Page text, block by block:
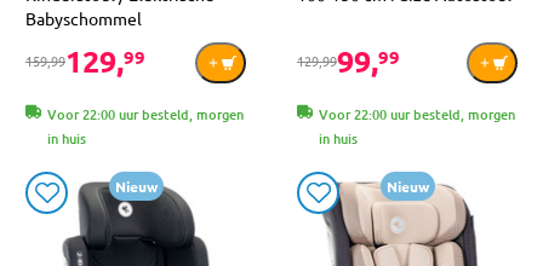
Babyschommel
159,99129,99
Voor 22:00 uur besteld, morgen
in huis
129,9999,99
Voor 22:00 uur besteld, morgen
in huis
Nieuw Nieuw